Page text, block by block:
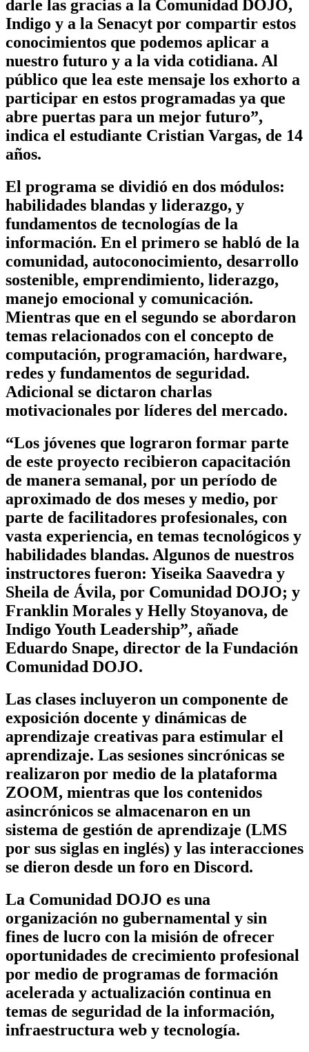
darle las gracias a la Comunidad DOJO,
Indigo y a la Senacyt por compartir estos
conocimientos que podemos aplicar a
nuestro futuro y a la vida cotidiana. Al
público que lea este mensaje los exhorto a
participar en estos programadas ya que
abre puertas para un mejor futuro”,
indica el estudiante Cristian Vargas, de 14
años.
El programa se dividió en dos módulos:
habilidades blandas y liderazgo, y
fundamentos de tecnologías de la
información. En el primero se habló de la
comunidad, autoconocimiento, desarrollo
sostenible, emprendimiento, liderazgo,
manejo emocional y comunicación.
Mientras que en el segundo se abordaron
temas relacionados con el concepto de
computación, programación, hardware,
redes y fundamentos de seguridad.
Adicional se dictaron charlas
motivacionales por líderes del mercado.
“Los jóvenes que lograron formar parte
de este proyecto recibieron capacitación
de manera semanal, por un período de
aproximado de dos meses y medio, por
parte de facilitadores profesionales, con
vasta experiencia, en temas tecnológicos y
habilidades blandas. Algunos de nuestros
instructores fueron: Yiseika Saavedra y
Sheila de Ávila, por Comunidad DOJO; y
Franklin Morales y Helly Stoyanova, de
Indigo Youth Leadership”, añade
Eduardo Snape, director de la Fundación
Comunidad DOJO.
Las clases incluyeron un componente de
exposición docente y dinámicas de
aprendizaje creativas para estimular el
aprendizaje. Las sesiones sincrónicas se
realizaron por medio de la plataforma
ZOOM, mientras que los contenidos
asincrónicos se almacenaron en un
sistema de gestión de aprendizaje (LMS
por sus siglas en inglés) y las interacciones
se dieron desde un foro en Discord.
La Comunidad DOJO es una
organización no gubernamental y sin
fines de lucro con la misión de ofrecer
oportunidades de crecimiento profesional
por medio de programas de formación
acelerada y actualización continua en
temas de seguridad de la información,
infraestructura web y tecnología.